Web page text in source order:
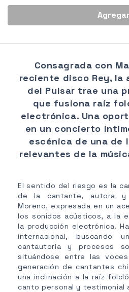
Agregar
Consagrada con
reciente disco Rey,
del Pulsar trae una
que fusiona raíz
electrónica. Una
en un concierto
escénica de una de
relevantes de la
El sentido del riesgo es la
de la cantante, autora y
Moreno, expresada en un
los sonidos acústicos, a la
la producción electrónica.
internacional, buscando
cantautoría y procesos
situándose entre las
generación de cantantes
una inclinación a la raíz
canto personal y testimonial